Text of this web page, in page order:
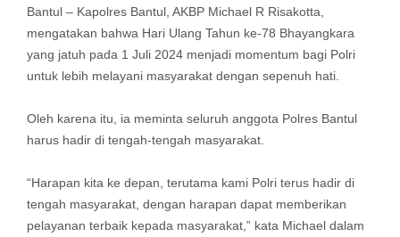
Bantul – Kapolres Bantul, AKBP Michael R Risakotta,
mengatakan bahwa Hari Ulang Tahun ke-78 Bhayangkara
yang jatuh pada 1 Juli 2024 menjadi momentum bagi Polri
untuk lebih melayani masyarakat dengan sepenuh hati.
Oleh karena itu, ia meminta seluruh anggota Polres Bantul
harus hadir di tengah-tengah masyarakat.
“Harapan kita ke depan, terutama kami Polri terus hadir di
tengah masyarakat, dengan harapan dapat memberikan
pelayanan terbaik kepada masyarakat,” kata Michael dalam